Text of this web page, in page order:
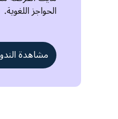
الحواجز اللغوية.
مشاهدة